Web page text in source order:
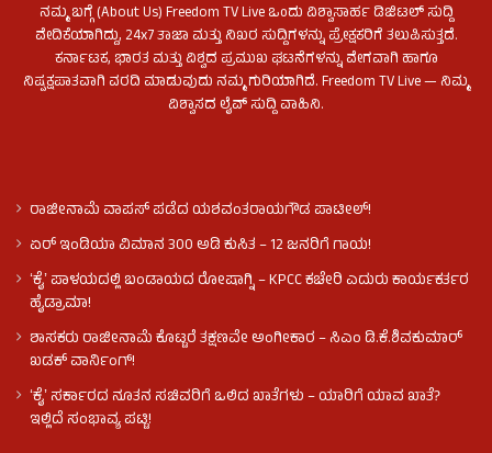
ನಮ್ಮ ಬಗ್ಗೆ (About Us) Freedom TV Live ಒಂದು ವಿಶ್ವಾಸಾರ್ಹ ಡಿಜಿಟಲ್ ಸುದ್ದಿ
ವೇದಿಕೆಯಾಗಿದ್ದು, 24x7 ತಾಜಾ ಮತ್ತು ನಿಖರ ಸುದ್ದಿಗಳನ್ನು ಪ್ರೇಕ್ಷಕರಿಗೆ ತಲುಪಿಸುತ್ತದೆ.
ಕರ್ನಾಟಕ, ಭಾರತ ಮತ್ತು ವಿಶ್ವದ ಪ್ರಮುಖ ಘಟನೆಗಳನ್ನು ವೇಗವಾಗಿ ಹಾಗೂ
ನಿಷ್ಪಕ್ಷಪಾತವಾಗಿ ವರದಿ ಮಾಡುವುದು ನಮ್ಮ ಗುರಿಯಾಗಿದೆ. Freedom TV Live — ನಿಮ್ಮ
ವಿಶ್ವಾಸದ ಲೈವ್ ಸುದ್ದಿ ವಾಹಿನಿ.
ರಾಜೀನಾಮೆ ವಾಪಸ್ ಪಡೆದ ಯಶವಂತರಾಯಗೌಡ ಪಾಟೀಲ್‌!
ಏರ್ ಇಂಡಿಯಾ ವಿಮಾನ 300 ಅಡಿ ಕುಸಿತ – 12 ಜನರಿಗೆ ಗಾಯ!
ʻಕೈʼ​ ಪಾಳಯದಲ್ಲಿ ಬಂಡಾಯದ ರೋಷಾಗ್ನಿ – KPCC ಕಚೇರಿ ಎದುರು ಕಾರ್ಯಕರ್ತರ
ಹೈಡ್ರಾಮಾ!
ಶಾಸಕರು ರಾಜೀನಾಮೆ ಕೊಟ್ಟರೆ ತಕ್ಷಣವೇ ಅಂಗೀಕಾರ – ಸಿಎಂ ಡಿ.ಕೆ.ಶಿವಕುಮಾರ್
ಖಡಕ್ ವಾರ್ನಿಂಗ್!
ʻಕೈʼ ಸರ್ಕಾರದ ನೂತನ ಸಚಿವರಿಗೆ ಒಲಿದ ಖಾತೆಗಳು – ಯಾರಿಗೆ ಯಾವ ಖಾತೆ?
ಇಲ್ಲಿದೆ ಸಂಭಾವ್ಯ ಪಟ್ಟಿ!